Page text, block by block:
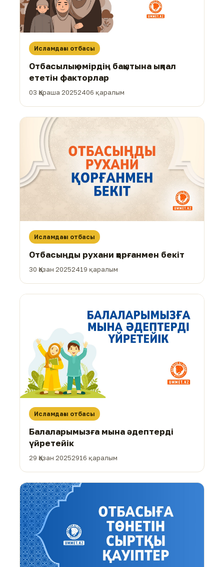
Исламдағы отбасы
Отбасылық өмірдің бақытына ықпал
ететін факторлар
03 Қараша 20252406 қаралым
Исламдағы отбасы
Отбасыңды рухани қорғанмен бекіт
30 Қазан 20252419 қаралым
Исламдағы отбасы
Балаларымызға мына әдептерді
үйретейік
29 Қазан 20252916 қаралым